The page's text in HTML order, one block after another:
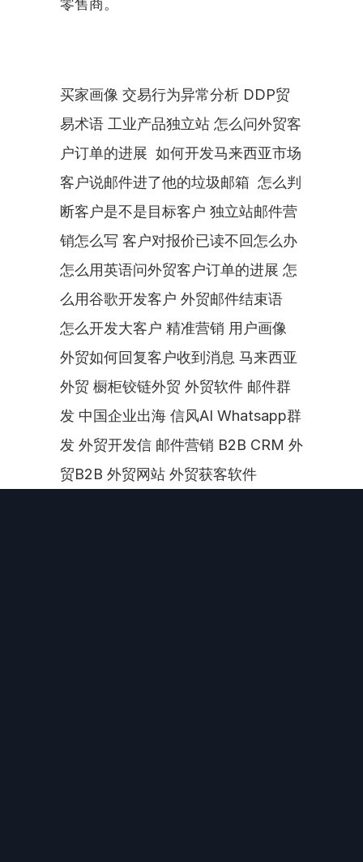
零售商。
买家画像 交易行为异常分析 DDP贸
易术语 工业产品独立站 怎么问外贸客
户订单的进展  如何开发马来西亚市场
客户说邮件进了他的垃圾邮箱  怎么判
断客户是不是目标客户 独立站邮件营
销怎么写 客户对报价已读不回怎么办
怎么用英语问外贸客户订单的进展 怎
么用谷歌开发客户 外贸邮件结束语
怎么开发大客户 精准营销 用户画像
外贸如何回复客户收到消息 马来西亚
外贸 橱柜铰链外贸 外贸软件 邮件群
发 中国企业出海 信风AI Whatsapp群
发 外贸开发信 邮件营销 B2B CRM 外
贸B2B 外贸网站 外贸获客软件